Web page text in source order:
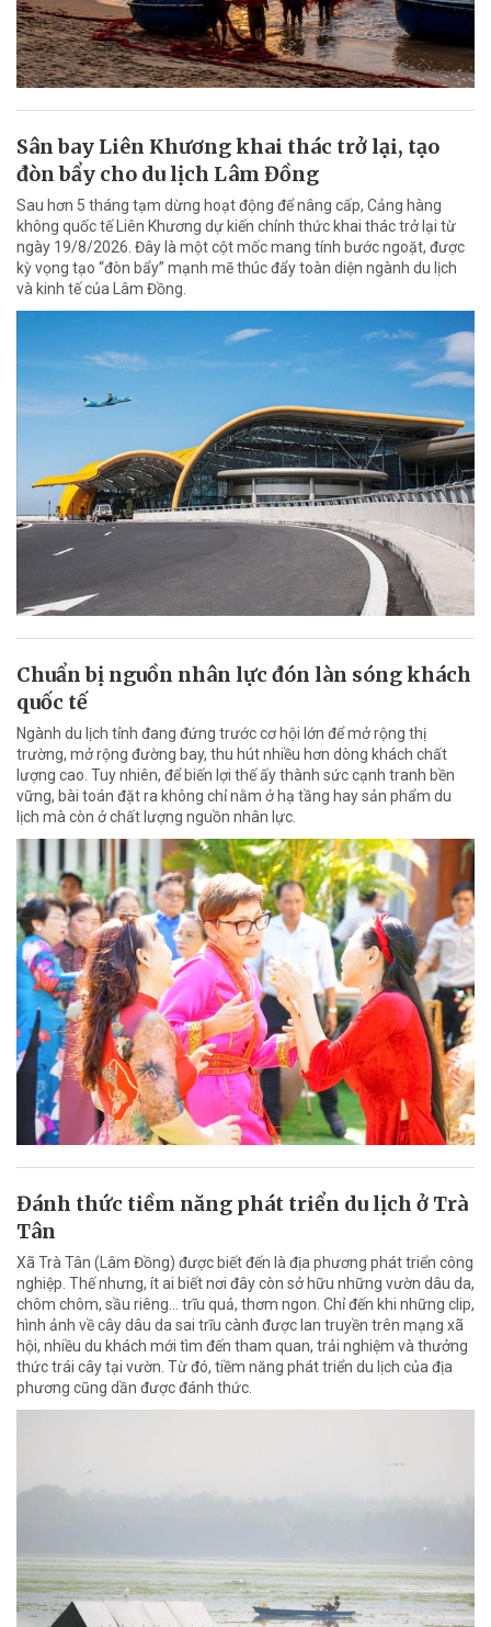
Sân bay Liên Khương khai thác trở lại, tạo
đòn bẩy cho du lịch Lâm Đồng
Sau hơn 5 tháng tạm dừng hoạt động để nâng cấp, Cảng hàng
không quốc tế Liên Khương dự kiến chính thức khai thác trở lại từ
ngày 19/8/2026. Đây là một cột mốc mang tính bước ngoặt, được
kỳ vọng tạo “đòn bẩy” mạnh mẽ thúc đẩy toàn diện ngành du lịch
và kinh tế của Lâm Đồng.
Chuẩn bị nguồn nhân lực đón làn sóng khách
quốc tế
Ngành du lịch tỉnh đang đứng trước cơ hội lớn để mở rộng thị
trường, mở rộng đường bay, thu hút nhiều hơn dòng khách chất
lượng cao. Tuy nhiên, để biến lợi thế ấy thành sức cạnh tranh bền
vững, bài toán đặt ra không chỉ nằm ở hạ tầng hay sản phẩm du
lịch mà còn ở chất lượng nguồn nhân lực.
Đánh thức tiềm năng phát triển du lịch ở Trà
Tân
Xã Trà Tân (Lâm Đồng) được biết đến là địa phương phát triển công
nghiệp. Thế nhưng, ít ai biết nơi đây còn sở hữu những vườn dâu da,
chôm chôm, sầu riêng… trĩu quả, thơm ngon. Chỉ đến khi những clip,
hình ảnh về cây dâu da sai trĩu cành được lan truyền trên mạng xã
hội, nhiều du khách mới tìm đến tham quan, trải nghiệm và thưởng
thức trái cây tại vườn. Từ đó, tiềm năng phát triển du lịch của địa
phương cũng dần được đánh thức.